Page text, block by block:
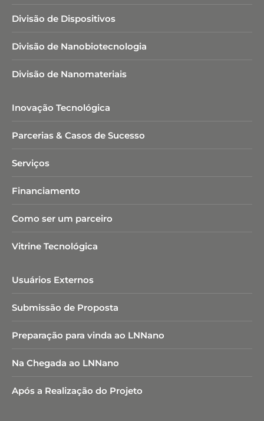
Divisão de Dispositivos
Divisão de Nanobiotecnologia​
Divisão de Nanomateriais
Inovação Tecnológica
Parcerias & Casos de Sucesso
Serviços
Financiamento
Como ser um parceiro
Vitrine Tecnológica
Usuários Externos
Submissão de Proposta
Preparação para vinda ao LNNano
Na Chegada ao LNNano
Após a Realização do Projeto